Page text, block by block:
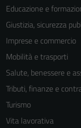
Educazione e
Giustizia, sicurezza
Imprese e commercio
Mobilità e trasporti
Salute, benessere e
Tributi, finanze e
Turismo
Vita lavorativa